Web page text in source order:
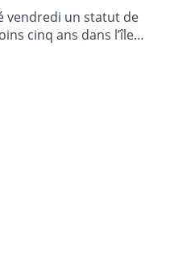
vendredi un statut de
cinq ans dans l’île
foncière et